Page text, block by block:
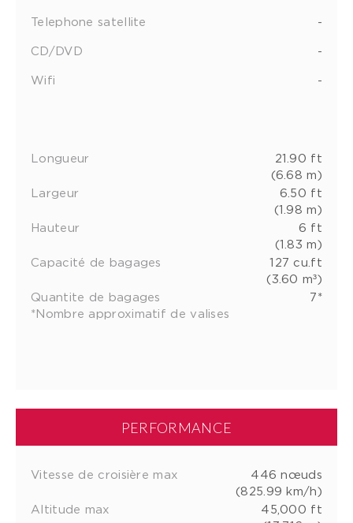
Telephone satellite -
CD/DVD -
Wifi -
Longueur
21.90 ft
(6.68 m)
Largeur
6.50 ft
(1.98 m)
Hauteur
6 ft
(1.83 m)
Capacité de bagages
127 cu.ft
(3.60 m³)
Quantite de bagages
*Nombre approximatif de valises
7*
PERFORMANCE
Vitesse de croisière max
446 nœuds
(825.99 km/h)
Altitude max
45,000 ft